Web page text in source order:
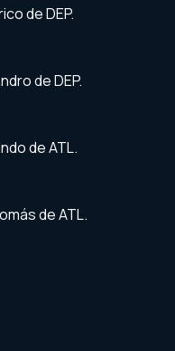
de DEP.
de DEP.
de ATL.
de ATL.